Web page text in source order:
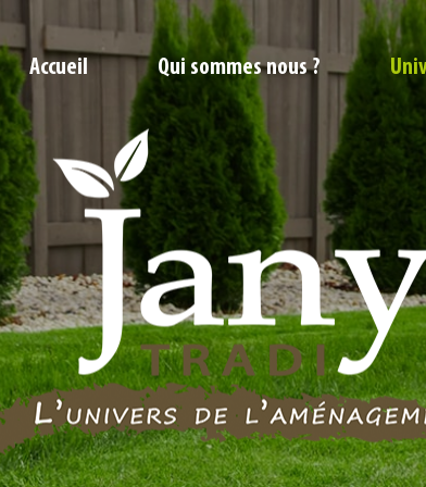
Accueil Qui sommes nous ?